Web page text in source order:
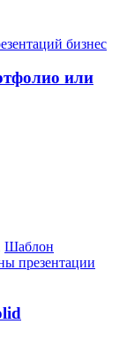
бизнес
или
Шаблон
презентации